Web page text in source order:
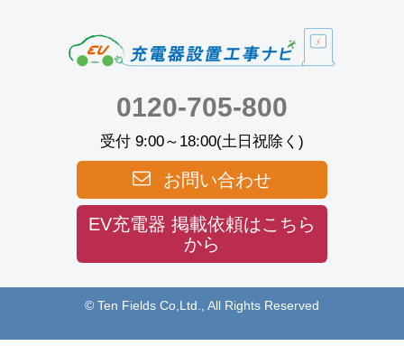
0120-705-800
受付 9:00～18:00(土日祝除く)
お問い合わせ
EV充電器 掲載依頼はこちら
から
© Ten Fields Co,Ltd., All Rights Reserved